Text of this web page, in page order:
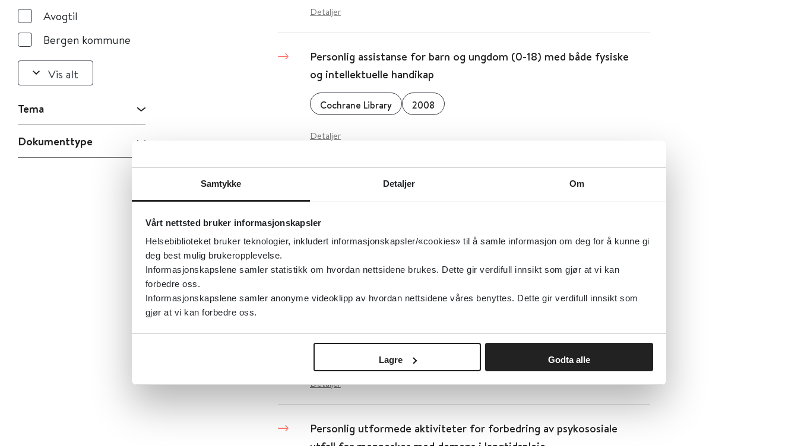
Samtykke Detaljer Om
Vårt nettsted bruker informasjonskapsler
Helsebiblioteket bruker teknologier, inkludert informasjonskapsler/«cookies» til å samle informasjon om deg for å kunne gi
deg best mulig brukeropplevelse.
Informasjonskapslene samler statistikk om hvordan nettsidene brukes. Dette gir verdifull innsikt som gjør at vi kan
forbedre oss.
Informasjonskapslene samler anonyme videoklipp av hvordan nettsidene våres benyttes. Dette gir verdifull innsikt som
gjør at vi kan forbedre oss.
Lagre Godta alle
Avogtil
Bergen kommune
Vis alt
Tema
Dokumenttype
Detaljer
Personlig assistanse for barn og ungdom (0-18) med både fysiske
og intellektuelle handikap
Cochrane Library 2008
Detaljer
Personlig assistanse for barn og ungdom (0–18) med intellektuelle
handikap
Cochrane Library
Personlig assistanse til voksne (19-64) med både fysiske og
Detaljer
Personlig utformede aktiviteter for forbedring av psykososiale